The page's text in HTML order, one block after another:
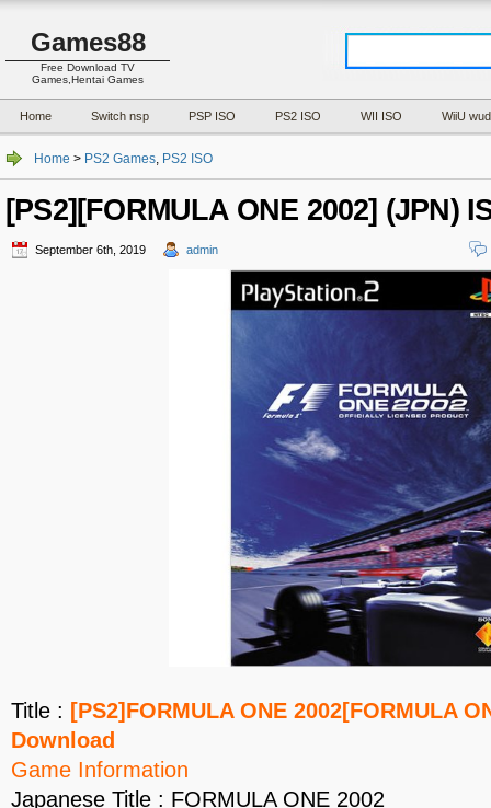
Games88
Free Download TV
Games,Hentai Games
Home Switch nsp PSP ISO PS2 ISO WII ISO WiiU wud
Home > PS2 Games, PS2 ISO
[PS2][FORMULA ONE 2002] (JPN)
September 6th, 2019 admin
Title : [PS2]FORMULA ONE 2002[FORMULA
Download
Game Information
Japanese Title : FORMULA ONE 2002